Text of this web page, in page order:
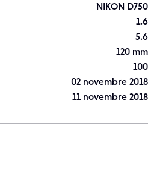
NIKON D750
1.6
5.6
120 mm
100
02 novembre 2018
11 novembre 2018